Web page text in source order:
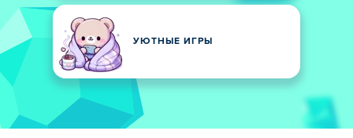
УЮТНЫЕ ИГРЫ